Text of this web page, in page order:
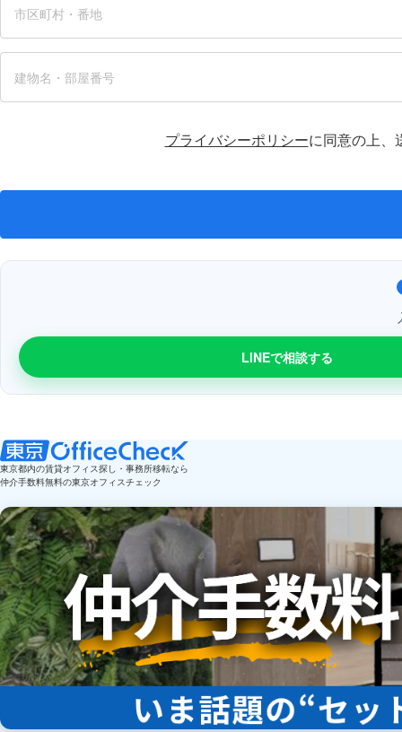
プライバシーポリシーに同意の上、
LINEで相談する
東京都内の賃貸オフィス探し・事務所移転なら
仲介手数料無料の東京オフィスチェック